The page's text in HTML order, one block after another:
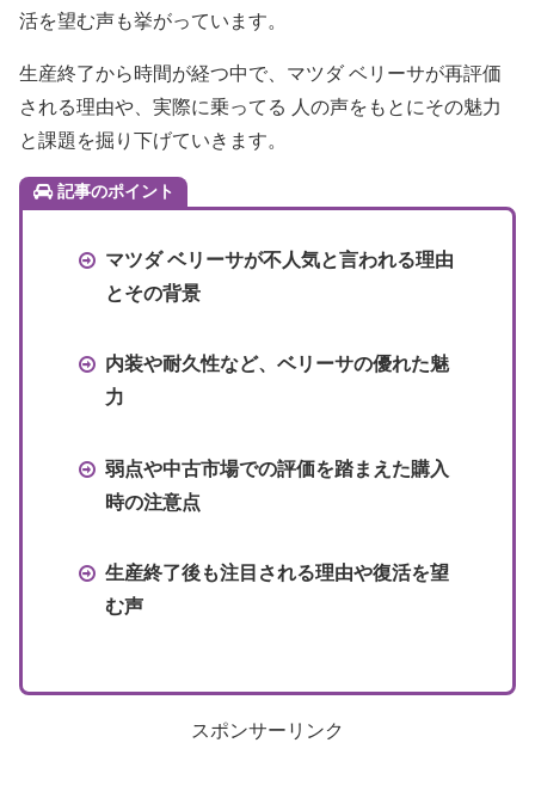
活を望む声も挙がっています。
生産終了から時間が経つ中で、マツダ ベリーサが再評価
される理由や、実際に乗ってる 人の声をもとにその魅力
と課題を掘り下げていきます。
記事のポイント
マツダ ベリーサが不人気と言われる理由
とその背景
内装や耐久性など、ベリーサの優れた魅
力
弱点や中古市場での評価を踏まえた購入
時の注意点
生産終了後も注目される理由や復活を望
む声
スポンサーリンク